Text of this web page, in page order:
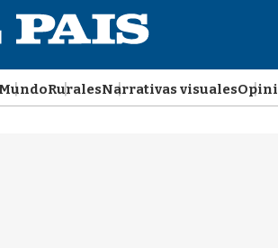
MundoRuralesNarrativas visuales